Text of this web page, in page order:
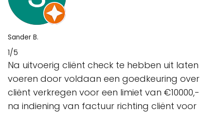
Sander B.
1/5
Na uitvoerig cliënt check te hebben uit laten
voeren door voldaan een goedkeuring over
cliënt verkregen voor een limiet van €10000,-
na indiening van factuur richting cliënt voor